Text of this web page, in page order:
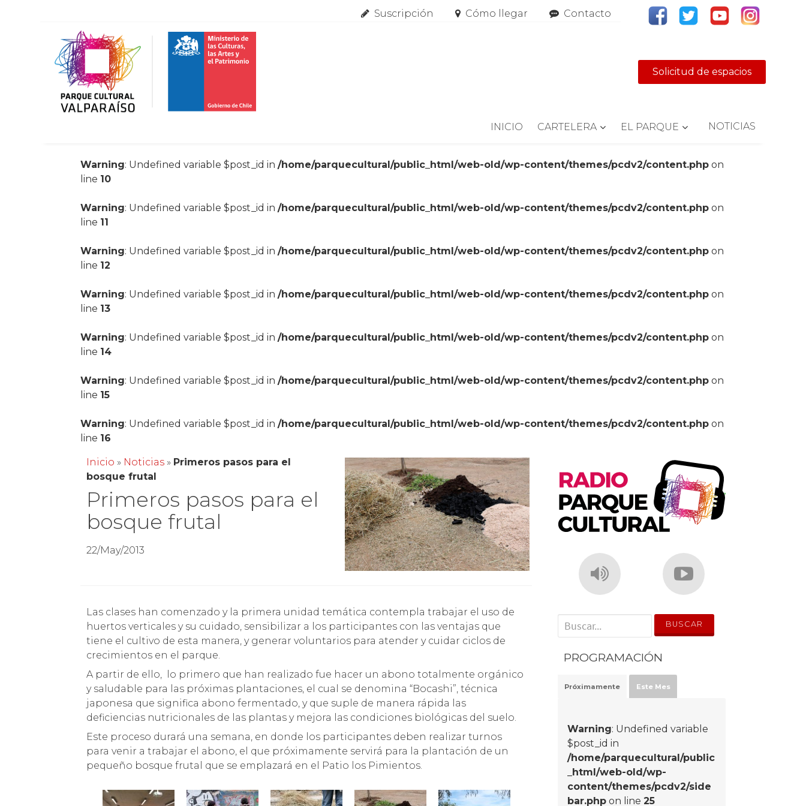
Suscripción Cómo llegar Contacto
Solicitud de espacios
INICIO CARTELERA EL PARQUE NOTICIAS
Warning: Undefined variable $post_id in/home/parquecultural/public_html/web-old/wp-content/themes/pcdv2/content.php on
line 10
Warning: Undefined variable $post_id in/home/parquecultural/public_html/web-old/wp-content/themes/pcdv2/content.php on
line 11
Warning: Undefined variable $post_id in/home/parquecultural/public_html/web-old/wp-content/themes/pcdv2/content.php on
line 12
Warning: Undefined variable $post_id in/home/parquecultural/public_html/web-old/wp-content/themes/pcdv2/content.php on
line 13
Warning: Undefined variable $post_id in/home/parquecultural/public_html/web-old/wp-content/themes/pcdv2/content.php on
line 14
Warning: Undefined variable $post_id in/home/parquecultural/public_html/web-old/wp-content/themes/pcdv2/content.php on
line 15
Warning: Undefined variable $post_id in/home/parquecultural/public_html/web-old/wp-content/themes/pcdv2/content.php on
line 16
Inicio » Noticias » Primeros pasos para el
bosque frutal
Primeros pasos para el
bosque frutal
22/May/2013
Las clases han comenzado y la primera unidad temática contempla trabajar el uso de
huertos verticales y su cuidado, sensibilizar a los participantes con las ventajas que
tiene el cultivo de esta manera, y generar voluntarios para atender y cuidar ciclos de
crecimientos en el parque.
A partir de ello, lo primero que han realizado fue hacer un abono totalmente orgánico
y saludable para las próximas plantaciones, el cual se denomina “Bocashi”, técnica
japonesa que significa abono fermentado, y que suple de manera rápida las
deficiencias nutricionales de las plantas y mejora las condiciones biológicas del suelo.
Este proceso durará una semana, en donde los participantes deben realizar turnos
para venir a trabajar el abono, el que próximamente servirá para la plantación de un
pequeño bosque frutal que se emplazará en el Patio los Pimientos.
' . __('Search for:') . '
PROGRAMACIÓN
Próximamente Este Mes
Warning: Undefined variable
$post_id in
/home/parquecultural/public
_html/web-old/wp-
content/themes/pcdv2/side
bar.php on line25